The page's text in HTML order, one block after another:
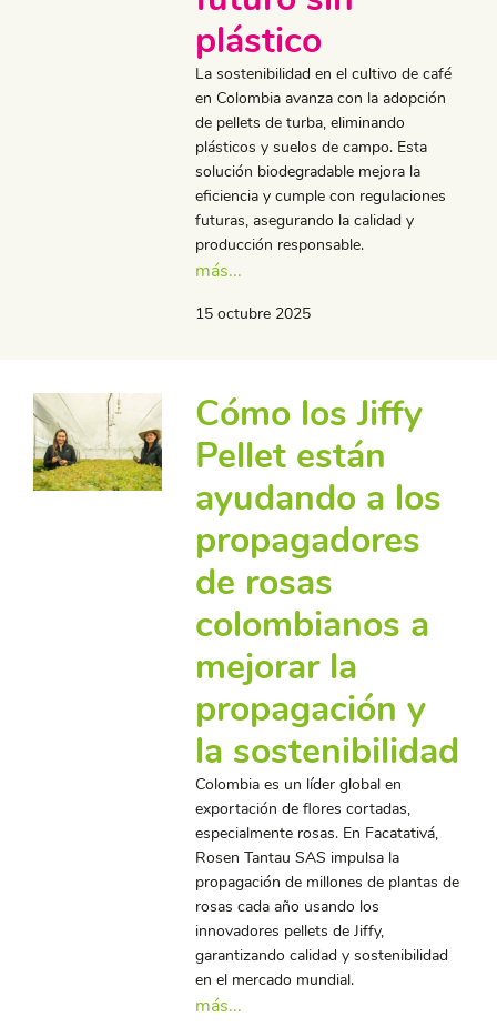
plástico
La sostenibilidad en el cultivo de café
en Colombia avanza con la adopción
de pellets de turba, eliminando
plásticos y suelos de campo. Esta
solución biodegradable mejora la
eficiencia y cumple con regulaciones
futuras, asegurando la calidad y
producción responsable.
más...
15 octubre 2025
Cómo los Jiffy
Pellet están
ayudando a los
propagadores
de rosas
colombianos a
mejorar la
propagación y
la sostenibilidad
Colombia es un líder global en
exportación de flores cortadas,
especialmente rosas. En Facatativá,
Rosen Tantau SAS impulsa la
propagación de millones de plantas de
rosas cada año usando los
innovadores pellets de Jiffy,
garantizando calidad y sostenibilidad
en el mercado mundial.
más...